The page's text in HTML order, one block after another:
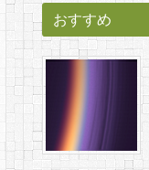
おすすめ